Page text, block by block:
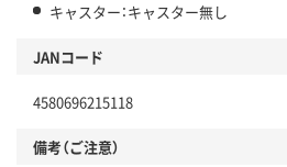
キャスター：キャスター無し
JANコード
4580696215118
備考（ご注意）